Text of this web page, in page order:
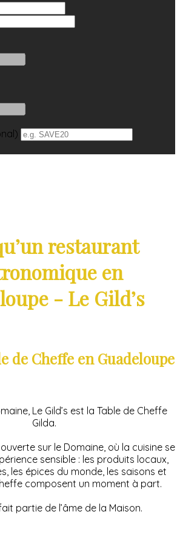
restaurant
en
- Le Gild’s
de Cheffe en Guadeloupe
Le Gild’s est la Table de Cheffe
Gilda.
sur le Domaine, où la cuisine se
sensible : les produits locaux,
les épices du monde, les saisons et
composent un moment à part.
partie de l’âme de la Maison.